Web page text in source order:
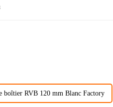
boîtier RVB 120 mm Blanc Factory